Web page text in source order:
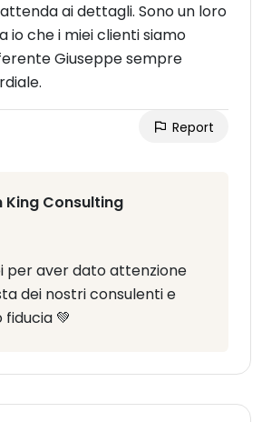
ai dettagli. Sono un loro
io che i miei clienti siamo
Giuseppe sempre
Report
King Consulting
per aver dato attenzione
dei nostri consulenti e
💚